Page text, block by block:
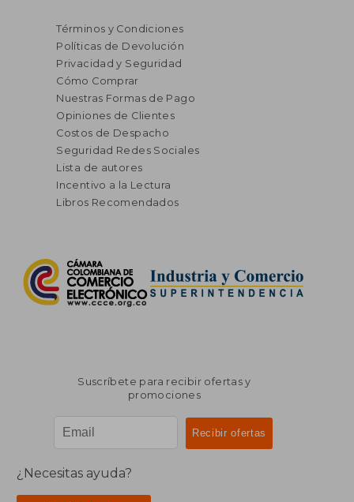
Términos y Condiciones
Políticas de Devolución
Privacidad y Seguridad
Cómo Comprar
Nuestras Formas de Pago
Opiniones de Clientes
Costos de Despacho
Seguridad Redes Sociales
Lista de autores
Incentivo a la Lectura
Libros Recomendados
Suscríbete para recibir ofertas y
promociones
¿Necesitas ayuda?